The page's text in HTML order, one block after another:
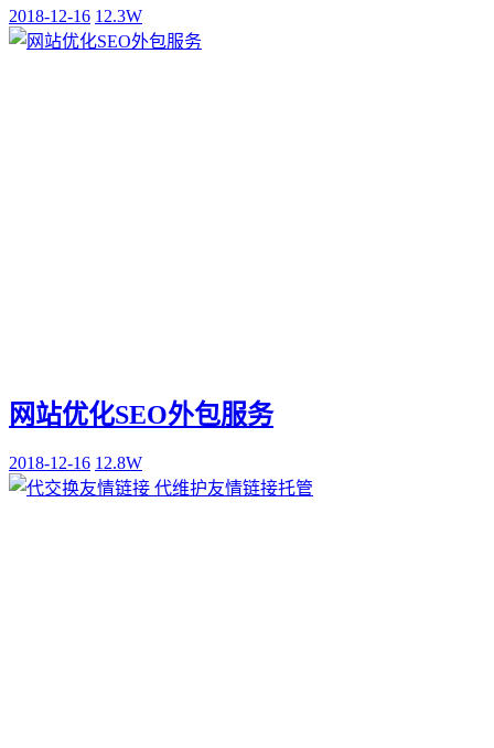
2018-12-16 12.3W
网站优化SEO外包服务
2018-12-16 12.8W